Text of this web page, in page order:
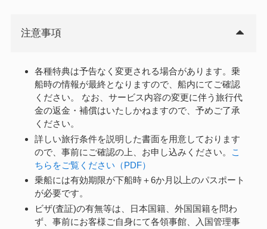
注意事項
各種特典は予告なく変更される場合があります。乗
船時の情報が最終となりますので、船内にてご確認
ください。 なお、サービス内容の変更に伴う旅行代
金の返金・補償はいたしかねますので、予めご了承
ください。
詳しい旅行条件を説明した書面を用意しております
ので、事前にご確認の上、お申し込みください。
こ
ちらをご覧ください（PDF）
乗船には有効期限が下船時＋6か月以上のパスポート
が必要です。
ビザ(査証)の有無等は、日本国籍、外国国籍を問わ
ず、事前にお客様ご自身にて各領事館、入国管理事